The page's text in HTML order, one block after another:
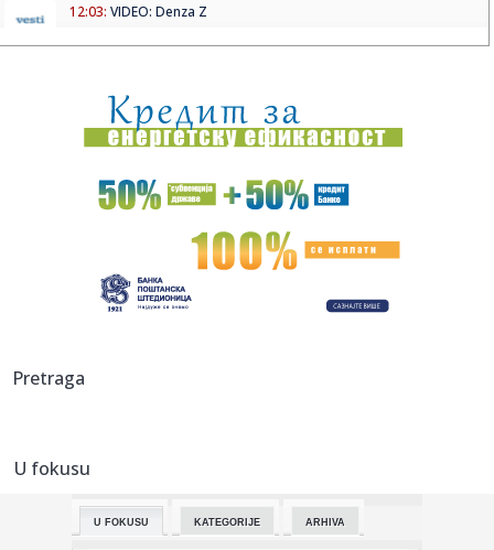
12:03: VIDEO: Denza Z
12:01:Apatin: Apatinci jačaju redove pred debitantski nastup u
Prvoj B...
12:01:Krajišnici očitali lekciju antisrpskim medijima o "Oluji": To j...
Superliga: Zvezda igra, Partizan odmara
12:01:Iz Niša u Emirate
pogodili sk...
11:59:
11:59: Vojno sposobni Ukrajinci će biti deportovani?
Pretraga
U fokusu
U FOKUSU KATEGORIJE ARHIVA